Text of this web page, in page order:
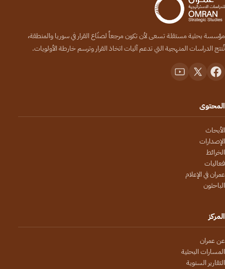
مؤسسة بحثية مستقلة تسعى لأن تكون مرجعاً لصنّاع القرار في سوريا والمنطقة،
تُنتج الدراسات المنهجية التي تدعم آليات اتخاذ القرار وترسم خارطة الأولويات.
المحتوى
الأبحاث
الإصدارات
الخرائط
فعاليات
عمران في الإعلام
الباحثون
المركز
عن عمران
المسارات البحثية
التقارير السنوية